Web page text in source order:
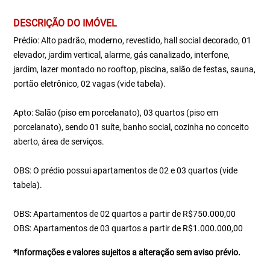
DESCRIÇÃO DO IMÓVEL
Prédio: Alto padrão, moderno, revestido, hall social decorado, 01
elevador, jardim vertical, alarme, gás canalizado, interfone,
jardim, lazer montado no rooftop, piscina, salão de festas, sauna,
portão eletrônico, 02 vagas (vide tabela).
Apto: Salão (piso em porcelanato), 03 quartos (piso em
porcelanato), sendo 01 suíte, banho social, cozinha no conceito
aberto, área de serviços.
OBS: O prédio possui apartamentos de 02 e 03 quartos (vide
tabela).
OBS: Apartamentos de 02 quartos a partir de R$750.000,00
OBS: Apartamentos de 03 quartos a partir de R$1.000.000,00
*Informações e valores sujeitos a alteração sem aviso prévio.